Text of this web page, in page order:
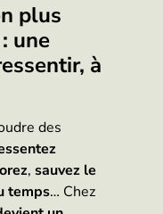
plus
une
à
des
, sauvez le
temps… Chez